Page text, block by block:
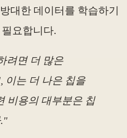
대한 데이터를 학습하기
요합니다.
려면 더 많은
이는 더 나은 칩을
비용의 대부분은 칩